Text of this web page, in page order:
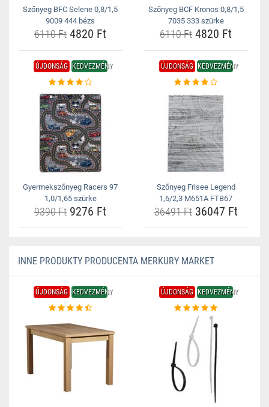
Szőnyeg BFC Selene 0,8/1,5
9009 444 bézs
6110 Ft 4820 Ft
Szőnyeg BCF Kronos 0,8/1,5
7035 333 szürke
6110 Ft 4820 Ft
ÚJDONSÁG KEDVEZMÉNY
Gyermekszőnyeg Racers 97
1,0/1,65 szürke
9390 Ft 9276 Ft
ÚJDONSÁG KEDVEZMÉNY
Szőnyeg Frisee Legend
1,6/2,3 M651A FTB67
36491 Ft36047 Ft
INNE PRODUKTY PRODUCENTA MERKURY MARKET
ÚJDONSÁG KEDVEZMÉNY ÚJDONSÁG KEDVEZMÉNY